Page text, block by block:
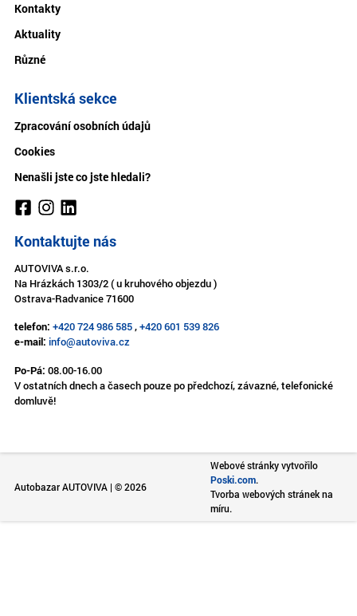
Kontakty
Aktuality
Různé
Klientská sekce
Zpracování osobních údajů
Cookies
Nenašli jste co jste hledali?
Kontaktujte nás
AUTOVIVA s.r.o.
Na Hrázkách 1303/2 ( u kruhového objezdu )
Ostrava-Radvanice 71600
telefon: +420 724 986 585,+420 601 539 826
e-mail: info@autoviva.cz
Po-Pá: 08.00-16.00
V ostatních dnech a časech pouze po předchozí, závazné, telefonické
domluvě!
Autobazar AUTOVIVA | © 2026
Webové stránky vytvořilo
Poski.com.
Tvorba webových stránek na
míru.